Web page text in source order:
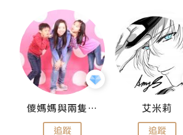
儍媽媽與兩隻小魔怪之家
追蹤
艾米莉
追蹤